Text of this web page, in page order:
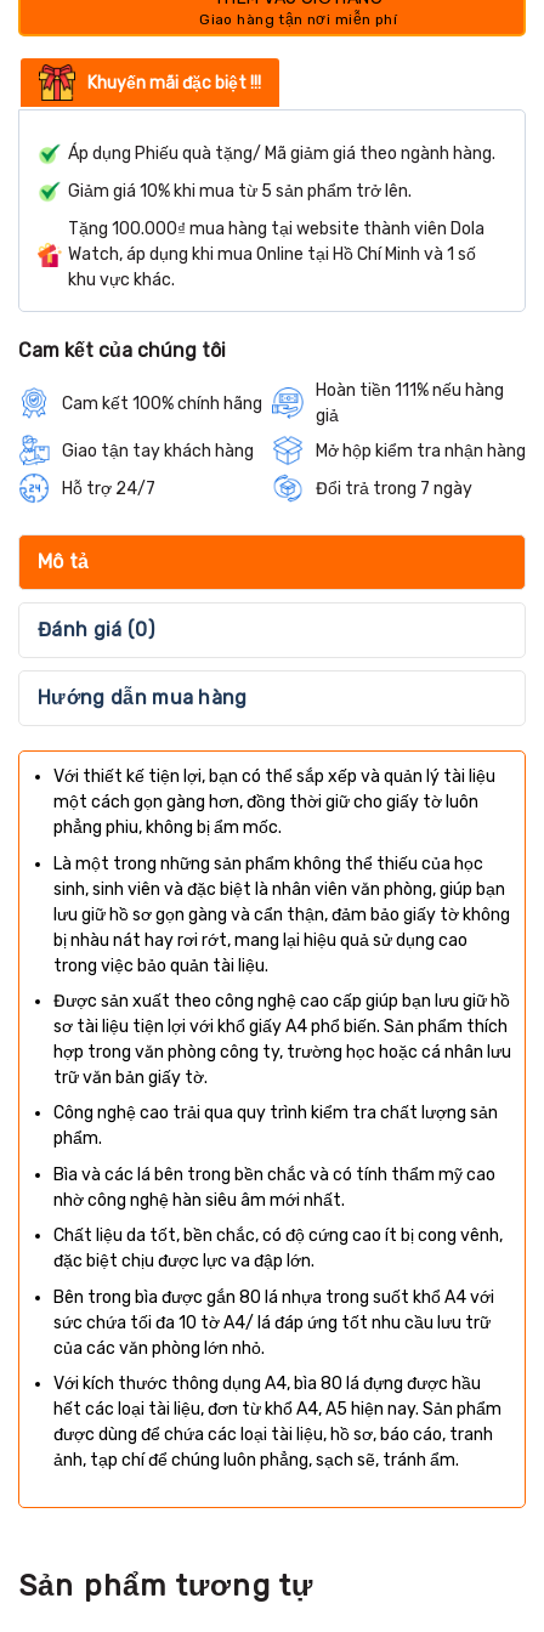
Khuyến mãi đặc biệt !!!
Áp dụng Phiếu quà tặng/ Mã giảm giá theo ngành hàng.
Giảm giá 10% khi mua từ 5 sản phẩm trở lên.
Tặng 100.000₫ mua hàng tại website thành viên Dola
Watch, áp dụng khi mua Online tại Hồ Chí Minh và 1 số
khu vực khác.
Cam kết của chúng tôi
Cam kết 100% chính hãng
Hoàn tiền 111% nếu hàng
giả
Giao tận tay khách hàng
Mở hộp kiểm tra nhận hàng
Hỗ trợ 24/7
Đổi trả trong 7 ngày
Mô tả
Đánh giá (0)
Hướng dẫn mua hàng
Với thiết kế tiện lợi, bạn có thể sắp xếp và quản lý tài liệu
một cách gọn gàng hơn, đồng thời giữ cho giấy tờ luôn
phẳng phiu, không bị ẩm mốc.
Là một trong những sản phẩm không thể thiếu của học
sinh, sinh viên và đặc biệt là nhân viên văn phòng, giúp bạn
lưu giữ hồ sơ gọn gàng và cẩn thận, đảm bảo giấy tờ không
bị nhàu nát hay rơi rớt, mang lại hiệu quả sử dụng cao
trong việc bảo quản tài liệu.
Được sản xuất theo công nghệ cao cấp giúp bạn lưu giữ hồ
sơ tài liệu tiện lợi với khổ giấy A4 phổ biến. Sản phẩm thích
hợp trong văn phòng công ty, trường học hoặc cá nhân lưu
trữ văn bản giấy tờ.
Công nghệ cao trải qua quy trình kiểm tra chất lượng sản
phẩm.
Bìa và các lá bên trong bền chắc và có tính thẩm mỹ cao
nhờ công nghệ hàn siêu âm mới nhất.
Chất liệu da tốt, bền chắc, có độ cứng cao ít bị cong vênh,
đặc biệt chịu được lực va đập lớn.
Bên trong bìa được gắn 80 lá nhựa trong suốt khổ A4 với
sức chứa tối đa 10 tờ A4/ lá đáp ứng tốt nhu cầu lưu trữ
của các văn phòng lớn nhỏ.
Với kích thước thông dụng A4, bìa 80 lá đựng được hầu
hết các loại tài liệu, đơn từ khổ A4, A5 hiện nay. Sản phẩm
được dùng để chứa các loại tài liệu, hồ sơ, báo cáo, tranh
ảnh, tạp chí để chúng luôn phẳng, sạch sẽ, tránh ẩm.
Sản phẩm tương tự